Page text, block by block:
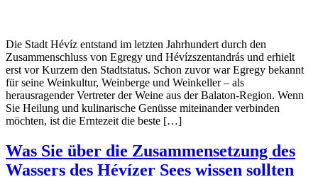
Die Stadt Hévíz entstand im letzten Jahrhundert durch den
Zusammenschluss von Egregy und Hévízszentandrás und erhielt
erst vor Kurzem den Stadtstatus. Schon zuvor war Egregy bekannt
für seine Weinkultur, Weinberge und Weinkeller – als
herausragender Vertreter der Weine aus der Balaton-Region. Wenn
Sie Heilung und kulinarische Genüsse miteinander verbinden
möchten, ist die Erntezeit die beste […]
Was Sie über die Zusammensetzung des
Wassers des Hévízer Sees wissen sollten